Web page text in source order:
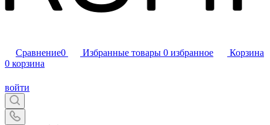
Сравнение0 Избранные товары 0 избранное
Корзина
0 корзина
войти